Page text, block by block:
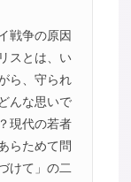
戦争の原因
スとは、い
ら、守られ
んな思いで
現代の若者
らためて問
けて」の二